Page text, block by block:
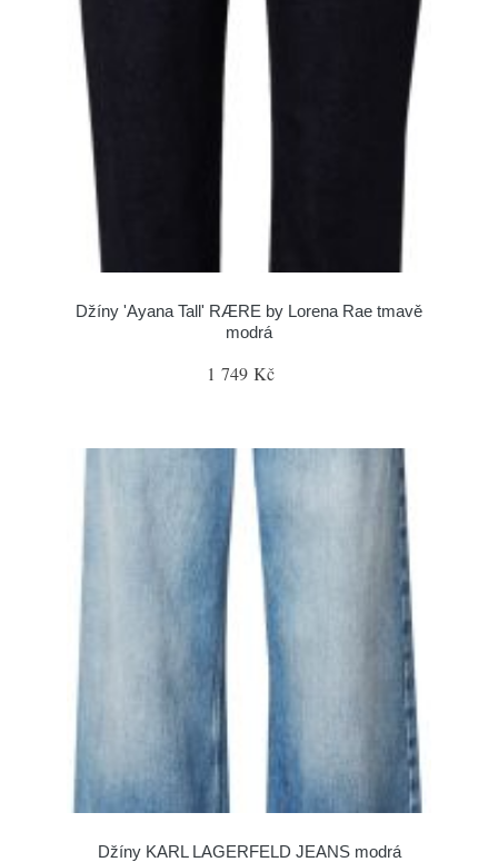
Džíny 'Ayana Tall' RÆRE by Lorena Rae tmavě
modrá
1 749 Kč
Džíny KARL LAGERFELD JEANS modrá